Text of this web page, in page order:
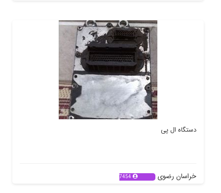
دستگاه ال پی
خراسان رضوی 7454